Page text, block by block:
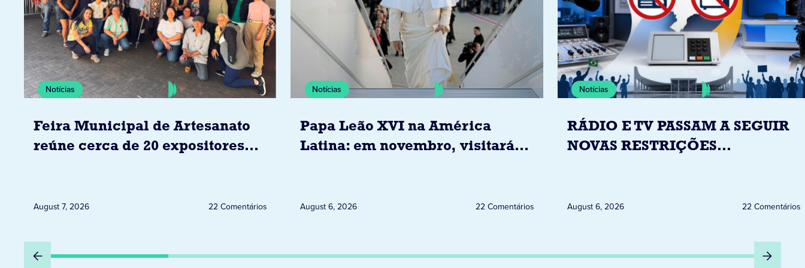
Notícias
Feira Municipal de Artesanato
reúne cerca de 20 expositores
August 7, 2026 22 Comentários
Notícias
Papa Leão XVI na América
Latina: em novembro, visitará
August 6, 2026 22 Comentários
Notícias
RÁDIO E TV PASSAM A SEGUIR
NOVAS RESTRIÇÕES
August 6, 2026 22 Comentários